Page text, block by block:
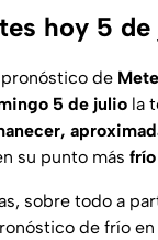
hoy 5 de
de
5 de julio la
su punto más frío
sobre todo a
de frío